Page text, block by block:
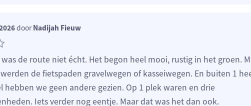
doorNadijah Fieuw
de route niet écht. Het begon heel mooi, rustig in het groen.
de fietspaden gravelwegen of kasseiwegen. En buiten 1
hebben we geen andere gezien. Op 1 plek waren en drie
Iets verder nog eentje. Maar dat was het dan ook.